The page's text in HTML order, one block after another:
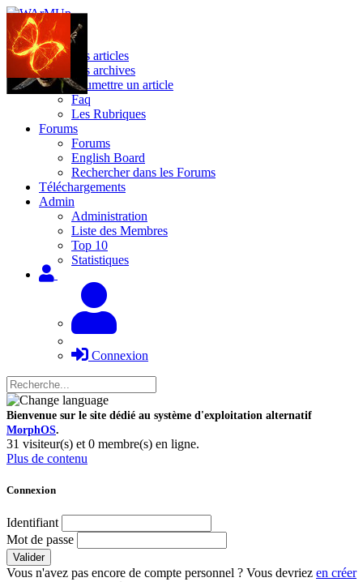
Site
Les articles
Les archives
Soumettre un article
Faq
Les Rubriques
Forums
Forums
English Board
Rechercher dans les Forums
Téléchargements
Admin
Administration
Liste des Membres
Top 10
Statistiques
Connexion
Bienvenue sur le site dédié au système d'exploitation alternatif
MorphOS.
31 visiteur(s) et 0 membre(s) en ligne.
Plus de contenu
Connexion
Identifiant
Mot de passe
Valider
Vous n'avez pas encore de compte personnel ? Vous devriez en créer